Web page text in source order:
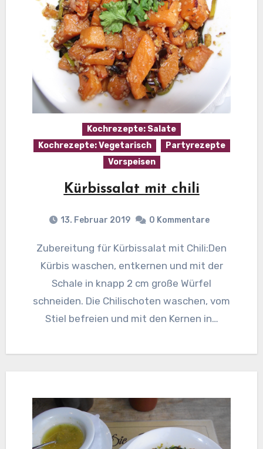
Kochrezepte: Salate
Kochrezepte: Vegetarisch
Partyrezepte
Vorspeisen
Kürbissalat mit chili
13. Februar 2019 0 Kommentare
Zubereitung für Kürbissalat mit Chili:Den
Kürbis waschen, entkernen und mit der
Schale in knapp 2 cm große Würfel
schneiden. Die Chilischoten waschen, vom
Stiel befreien und mit den Kernen in…